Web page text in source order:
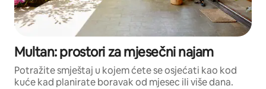
Multan: prostori za mjesečni najam
Potražite smještaj u kojem ćete se osjećati kao kod
kuće kad planirate boravak od mjesec ili više dana.